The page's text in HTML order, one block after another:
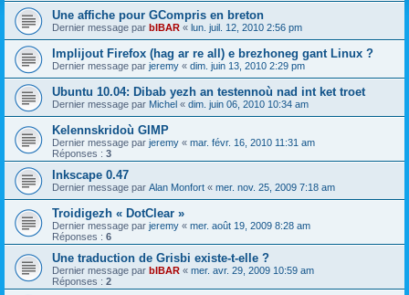
Une affiche pour GCompris en breton
Dernier message par bIBAR « lun. juil. 12, 2010 2:56 pm
Implijout Firefox (hag ar re all) e brezhoneg gant Linux ?
Dernier message par jeremy « dim. juin 13, 2010 2:29 pm
Ubuntu 10.04: Dibab yezh an testennoù nad int ket troet
Dernier message par Michel « dim. juin 06, 2010 10:34 am
Kelennskridoù GIMP
Dernier message par jeremy « mar. févr. 16, 2010 11:31 am
Réponses : 3
Inkscape 0.47
Dernier message par Alan Monfort « mer. nov. 25, 2009 7:18 am
Troidigezh « DotClear »
Dernier message par jeremy « mer. août 19, 2009 8:28 am
Réponses : 6
Une traduction de Grisbi existe-t-elle ?
Dernier message par bIBAR « mer. avr. 29, 2009 10:59 am
Réponses : 2